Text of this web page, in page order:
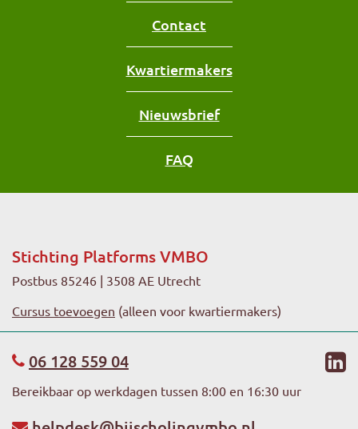
Contact
Kwartiermakers
Nieuwsbrief
FAQ
Stichting Platforms VMBO
Postbus 85246 | 3508 AE Utrecht
Cursus toevoegen (alleen voor kwartiermakers)
06 128 559 04
Bereikbaar op werkdagen tussen 8:00 en 16:30 uur